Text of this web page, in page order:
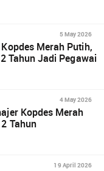
5 May 2026
Merah Putih,
Tahun Jadi Pegawai
4 May 2026
Kopdes Merah
Tahun
19 April 2026